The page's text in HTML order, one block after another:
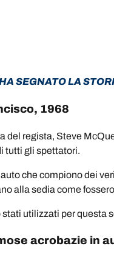
SEGNATO LA
1968
del regista, Steve
tutti gli spettatori.
che compiono dei
alla sedia come
utilizzati per questa
acrobazie in